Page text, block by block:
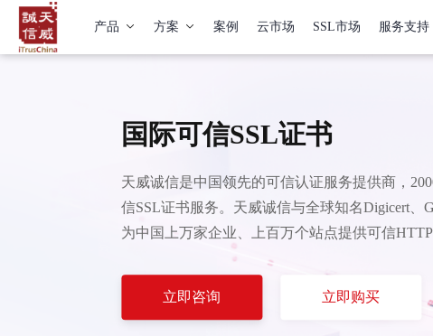
产品 方案 案例 云市场 SSL市场 服务支持
国际可信SSL证书
天威诚信是中国领先的可信认证服务提供商，
信SSL证书服务。天威诚信与全球知名Digicert、
为中国上万家企业、上百万个站点提供可信
立即咨询 立即购买